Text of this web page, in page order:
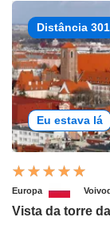
Distância
Eu estava lá
Europa
Vista da torre